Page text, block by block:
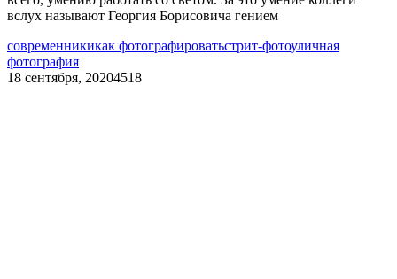
вслух называют Георгия Борисовича гением
современникикак фотографироватьстрит-фотоуличная
фотография
18 сентября, 20204518